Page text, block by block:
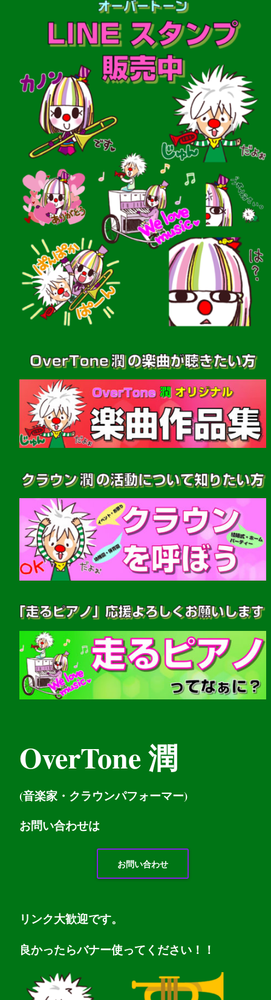
OverTone 潤
(音楽家・クラウンパフォーマー)
お問い合わせは
お問い合わせ
リンク大歓迎です。
良かったらバナー使ってください！！